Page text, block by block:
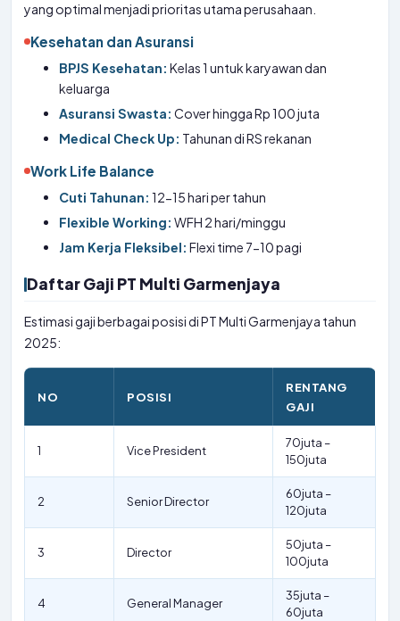
yang optimal menjadi prioritas utama perusahaan.
Kesehatan dan Asuransi
BPJS Kesehatan: Kelas 1 untuk karyawan dan
keluarga
Asuransi Swasta: Cover hingga Rp 100 juta
Medical Check Up: Tahunan di RS rekanan
Work Life Balance
Cuti Tahunan: 12-15 hari per tahun
Flexible Working: WFH 2 hari/minggu
Jam Kerja Fleksibel: Flexi time 7-10 pagi
Daftar Gaji PT Multi Garmenjaya
Estimasi gaji berbagai posisi di PT Multi Garmenjaya tahun
2025:
NO POSISI
RENTANG
GAJI
1 Vice President
70juta –
150juta
2 Senior Director
60juta –
120juta
3 Director
50juta –
100juta
4 General Manager
35juta –
60juta